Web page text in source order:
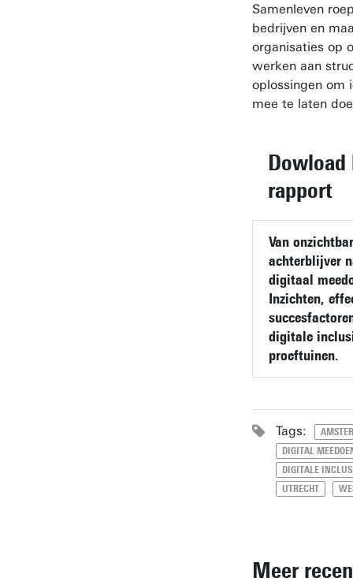
Samenleven
bedrijven en
organisaties op
werken aan
oplossingen om
mee te laten
rapport
Van
achterblijver
digitaal
Inzichten,
digitale
proeftuinen.
Tags:
DIGITAL
DIGITALE
UTRECHT
Meer